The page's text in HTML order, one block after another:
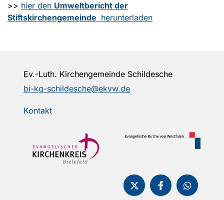
>> hier den Umweltbericht der
Stiftskirchengemeinde​​​​​ ​​ herunterladen
Ev.-Luth. Kirchengemeinde Schildesche
bi-kg-schildesche@ekvw.de
Kontakt